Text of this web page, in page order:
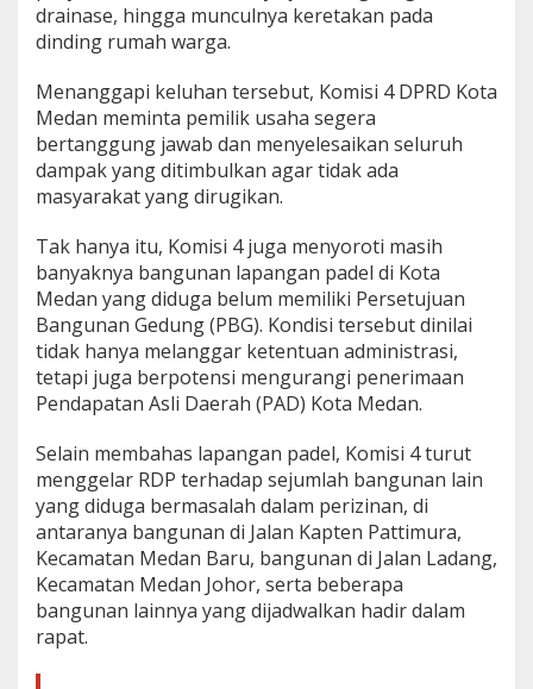
drainase, hingga munculnya keretakan pada
dinding rumah warga.
Menanggapi keluhan tersebut, Komisi 4 DPRD Kota
Medan meminta pemilik usaha segera
bertanggung jawab dan menyelesaikan seluruh
dampak yang ditimbulkan agar tidak ada
masyarakat yang dirugikan.
Tak hanya itu, Komisi 4 juga menyoroti masih
banyaknya bangunan lapangan padel di Kota
Medan yang diduga belum memiliki Persetujuan
Bangunan Gedung (PBG). Kondisi tersebut dinilai
tidak hanya melanggar ketentuan administrasi,
tetapi juga berpotensi mengurangi penerimaan
Pendapatan Asli Daerah (PAD) Kota Medan.
Selain membahas lapangan padel, Komisi 4 turut
menggelar RDP terhadap sejumlah bangunan lain
yang diduga bermasalah dalam perizinan, di
antaranya bangunan di Jalan Kapten Pattimura,
Kecamatan Medan Baru, bangunan di Jalan Ladang,
Kecamatan Medan Johor, serta beberapa
bangunan lainnya yang dijadwalkan hadir dalam
rapat.